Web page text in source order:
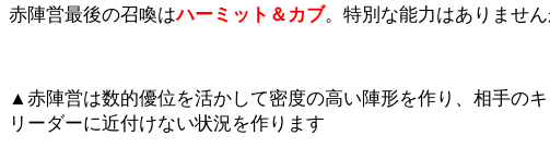
赤陣営最後の召喚はハーミット＆カブ。特別な能力はありませ
▲赤陣営は数的優位を活かして密度の高い陣形を作り、相手の
リーダーに近付けない状況を作ります